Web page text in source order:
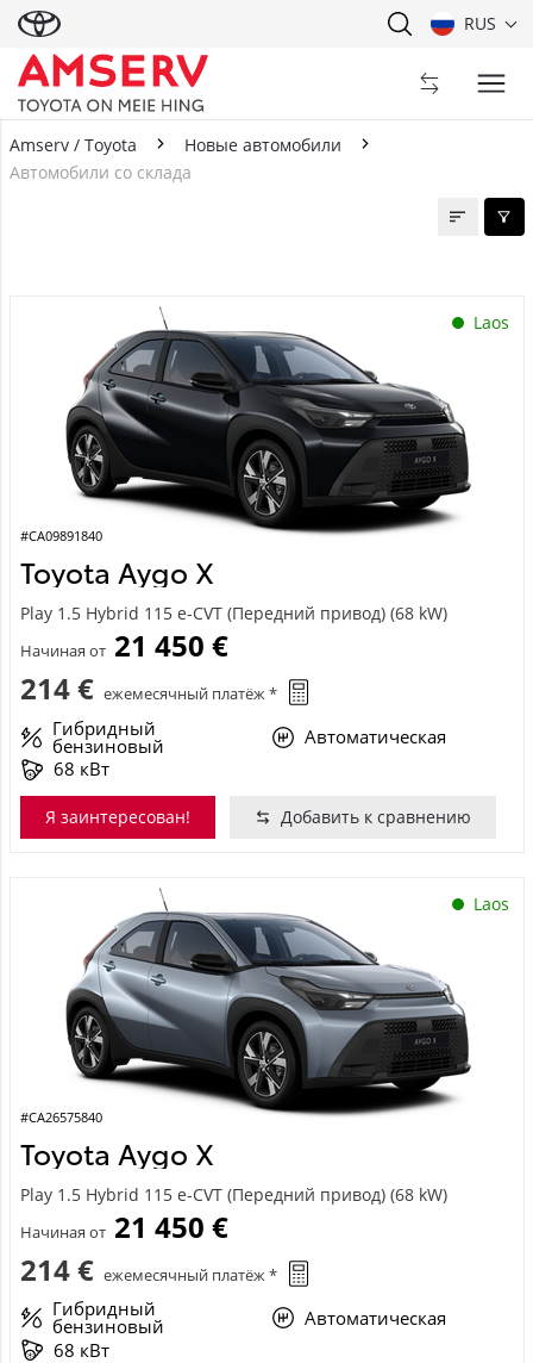
RUS
Amserv / Toyota
Новые автомобили
Автомобили со склада
Laos
#CA09891840
Toyota Aygo X
Play 1.5 Hybrid 115 e-CVT (Передний привод) (68 kW)
Начиная от 21 450 €
214 € ежемесячный платёж *
Гибридный
бензиновый
Автоматическая
68 кВт
Я заинтересован! Добавить к сравнению
Laos
#CA26575840
Toyota Aygo X
Play 1.5 Hybrid 115 e-CVT (Передний привод) (68 kW)
Начиная от 21 450 €
214 € ежемесячный платёж *
Гибридный
бензиновый
Автоматическая
68 кВт